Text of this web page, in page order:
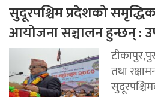
सुदूरपश्चिम प्रदेशको
आयोजना सञ्चालन हुन्छन् :
तथा